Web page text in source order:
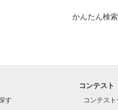
かんたん検
す
コンテスト
コンテスト